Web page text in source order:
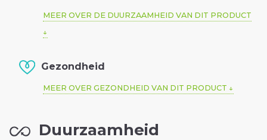
MEER OVER DE DUURZAAMHEID VAN DIT PRODUCT
Gezondheid
MEER OVER GEZONDHEID VAN DIT PRODUCT
Duurzaamheid